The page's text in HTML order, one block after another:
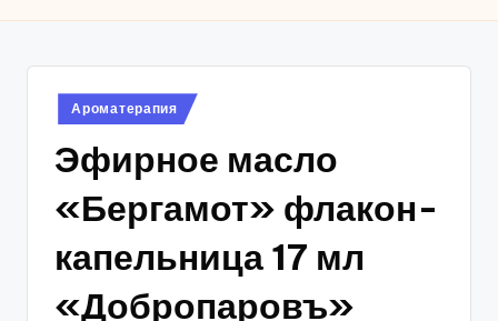
Опубликовано
в
Ароматерапия
Эфирное масло
«Бергамот» флакон-
капельница 17 мл
«Добропаровъ»